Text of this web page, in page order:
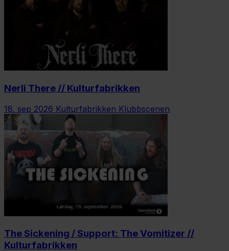
Nerli There // Kulturfabrikken
18. sep 2026 Kulturfabrikken Klubbscenen
The Sickening / Support: The Vomitizer //
Kulturfabrikken